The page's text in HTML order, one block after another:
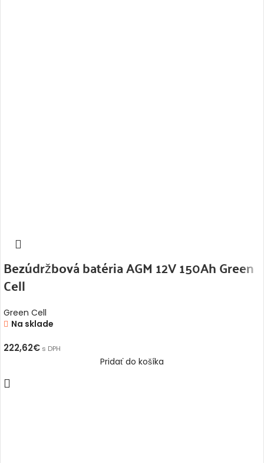
Bezúdržbová batéria AGM 12V 150Ah Green
Cell
Green Cell
Na sklade
222,62€ s DPH
Pridať do košíka